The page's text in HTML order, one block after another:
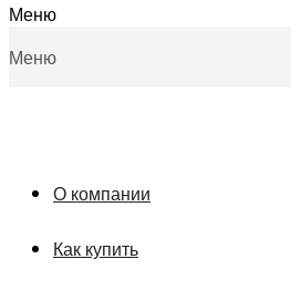
Меню
Меню
О компании
Как купить